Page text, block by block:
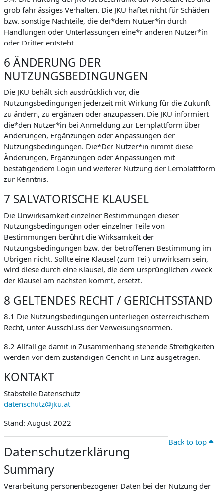
grob fahrlässiges Verhalten. Die JKU haftet nicht für Schäden
bzw. sonstige Nachteile, die der*dem Nutzer*in durch
Handlungen oder Unterlassungen eine*r anderen Nutzer*in
oder Dritter entsteht.
6 ÄNDERUNG DER
NUTZUNGSBEDINGUNGEN
Die JKU behält sich ausdrücklich vor, die
Nutzungsbedingungen jederzeit mit Wirkung für die Zukunft
zu ändern, zu ergänzen oder anzupassen. Die JKU informiert
die*den Nutzer*in bei Anmeldung zur Lernplattform über
Änderungen, Ergänzungen oder Anpassungen der
Nutzungsbedingungen. Die*Der Nutzer*in nimmt diese
Änderungen, Ergänzungen oder Anpassungen mit
bestätigendem Login und weiterer Nutzung der Lernplattform
zur Kenntnis.
7 SALVATORISCHE KLAUSEL
Die Unwirksamkeit einzelner Bestimmungen dieser
Nutzungsbedingungen oder einzelner Teile von
Bestimmungen berührt die Wirksamkeit der
Nutzungsbedingungen bzw. der betroffenen Bestimmung im
Übrigen nicht. Sollte eine Klausel (zum Teil) unwirksam sein,
wird diese durch eine Klausel, die dem ursprünglichen Zweck
der Klausel am nächsten kommt, ersetzt.
8 GELTENDES RECHT / GERICHTSSTAND
8.1 Die Nutzungsbedingungen unterliegen österreichischem
Recht, unter Ausschluss der Verweisungsnormen.
8.2 Allfällige damit in Zusammenhang stehende Streitigkeiten
werden vor dem zuständigen Gericht in Linz ausgetragen.
KONTAKT
Stabstelle Datenschutz
datenschutz@jku.at
Stand: August 2022
Back to top
Datenschutzerklärung
Summary
Verarbeitung personenbezogener Daten bei der Nutzung der